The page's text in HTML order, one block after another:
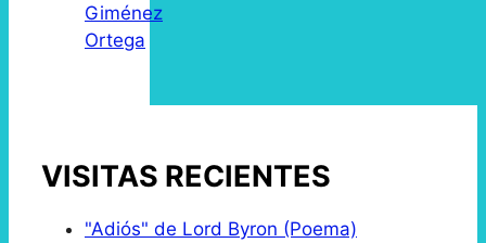
Giménez
Ortega
VISITAS RECIENTES
"Adiós" de Lord Byron (Poema)